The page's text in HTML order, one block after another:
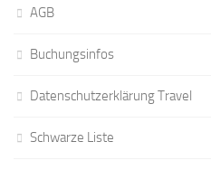
AGB
Buchungsinfos
Datenschutzerklärung Travel
Schwarze Liste